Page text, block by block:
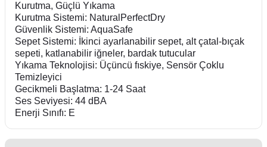
Kurutma, Güçlü Yıkama
Kurutma Sistemi: NaturalPerfectDry
Güvenlik Sistemi: AquaSafe
Sepet Sistemi: İkinci ayarlanabilir sepet, alt çatal-bıçak
sepeti, katlanabilir iğneler, bardak tutucular
Yıkama Teknolojisi: Üçüncü fıskiye, Sensör Çoklu
Temizleyici
Gecikmeli Başlatma: 1-24 Saat
Ses Seviyesi: 44 dBA
Enerji Sınıfı: E